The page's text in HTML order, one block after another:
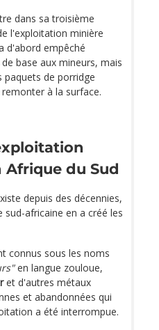
dans sa troisième
l'exploitation minière
d'abord empêché
base aux mineurs, mais
paquets de porridge
à la surface.
du Sud
depuis des décennies,
africaine en a créé les
connus sous les noms
en langue zouloue,
et d'autres métaux
et abandonnées qui
a été interrompue.